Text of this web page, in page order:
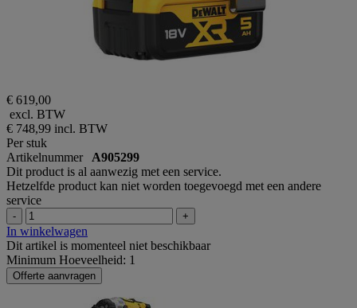
€ 619,00
excl. BTW
€ 748,99 incl. BTW
Per stuk
Artikelnummer A905299
Dit product is al aanwezig met een service.
Hetzelfde product kan niet worden toegevoegd met een andere
service
- +
In winkelwagen
Dit artikel is momenteel niet beschikbaar
Minimum Hoeveelheid: 1
Offerte aanvragen